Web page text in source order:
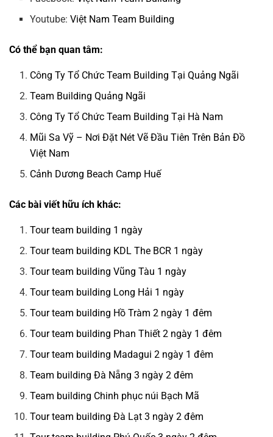
Youtube:Việt Nam Team Building
Có thể bạn quan tâm:
Công Ty Tổ Chức Team Building Tại Quảng Ngãi
Team Building Quảng Ngãi
Công Ty Tổ Chức Team Building Tại Hà Nam
Mũi Sa Vỹ – Nơi Đặt Nét Vẽ Đầu Tiên Trên Bản Đồ
Việt Nam
Cảnh Dương Beach Camp Huế
Các bài viết hữu ích khác:
Tour team building 1 ngày
Tour team building KDL The BCR 1 ngày
Tour team building Vũng Tàu 1 ngày
Tour team building Long Hải 1 ngày
Tour team building Hồ Tràm 2 ngày 1 đêm
Tour team building Phan Thiết 2 ngày 1 đêm
Tour team building Madagui 2 ngày 1 đêm
Team building Đà Nẵng 3 ngày 2 đêm
Team building Chinh phục núi Bạch Mã
Tour team building Đà Lạt 3 ngày 2 đêm